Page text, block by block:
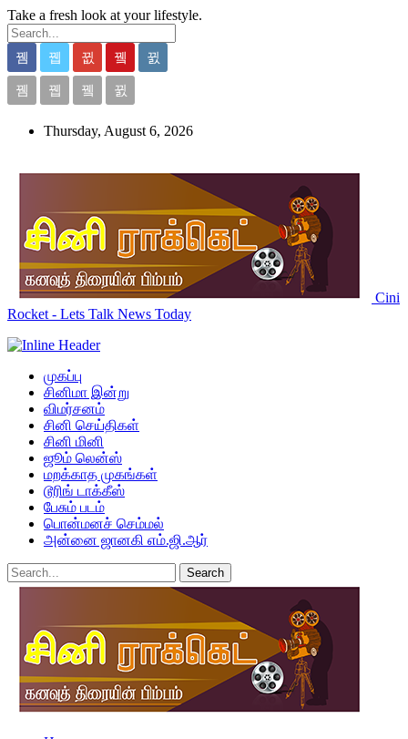
Take a fresh look at your lifestyle.
Thursday, August 6, 2026
Cini
Rocket - Lets Talk News Today
முகப்பு
சினிமா இன்று
விமர்சனம்
சினி செய்திகள்
சினி மினி
ஜூம் லென்ஸ்
மறக்காத முகங்கள்
டூரிங் டாக்கீஸ்
பேசும் படம்
பொன்மனச் செம்மல்
அன்னை ஜானகி எம்.ஜி.ஆர்